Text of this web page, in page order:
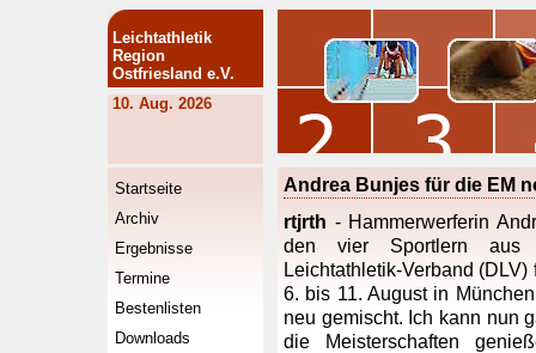
Leichtathletik
Region
Ostfriesland e.V.
10. Aug. 2026
Startseite
Archiv
Ergebnisse
Termine
Bestenlisten
Downloads
Andrea Bunjes für die EM
rtjrth - Hammerwerferin
den vier Sportlern aus
Leichtathletik-Verband
6. bis 11. August in
neu gemischt. Ich kann nun
die Meisterschaften